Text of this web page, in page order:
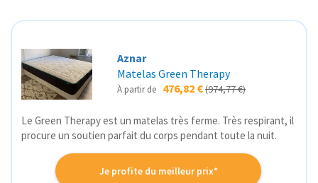
Aznar
Matelas Green Therapy
À partir de 476,82 €(974,77 €)
Le Green Therapy est un matelas très ferme. Très respirant, il
procure un soutien parfait du corps pendant toute la nuit.
Je profite du meilleur prix*